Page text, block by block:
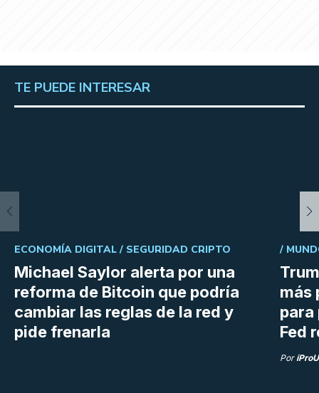
TE PUEDE INTERESAR
Michael Saylor alerta por una
reforma de Bitcoin que podría
cambiar las reglas de la red y
pide frenarla
ECONOMÍA DIGITAL / SEGURIDAD CRIPTO
más
para
Fed
/
Por